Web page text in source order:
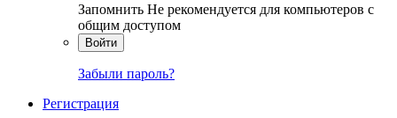
Запомнить Не рекомендуется для компьютеров с
общим доступом
Войти
Забыли пароль?
Регистрация